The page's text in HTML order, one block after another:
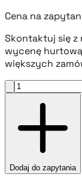
Cena na
Skontaktuj się z
wycenę
większych
Dodaj do zapytania